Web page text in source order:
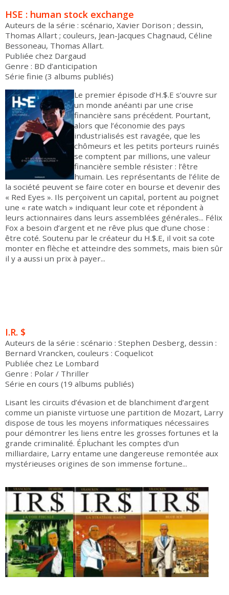
HSE : human stock exchange
Auteurs de la série : scénario, Xavier Dorison ; dessin,
Thomas Allart ; couleurs, Jean-Jacques Chagnaud, Céline
Bessoneau, Thomas Allart.
Publiée chez Dargaud
Genre : BD d’anticipation
Série finie (3 albums publiés)
Le premier épisode d’H.$.E s’ouvre sur
un monde anéanti par une crise
financière sans précédent. Pourtant,
alors que l’économie des pays
industrialisés est ravagée, que les
chômeurs et les petits porteurs ruinés
se comptent par millions, une valeur
financière semble résister : l’être
humain. Les représentants de l’élite de
la société peuvent se faire coter en bourse et devenir des
« Red Eyes ». Ils perçoivent un capital, portent au poignet
une « rate watch » indiquant leur cote et répondent à
leurs actionnaires dans leurs assemblées générales... Félix
Fox a besoin d’argent et ne rêve plus que d’une chose :
être coté. Soutenu par le créateur du H.$.E, il voit sa cote
monter en flèche et atteindre des sommets, mais bien sûr
il y a aussi un prix à payer...
I.R. $
Auteurs de la série : scénario : Stephen Desberg, dessin :
Bernard Vrancken, couleurs : Coquelicot
Publiée chez Le Lombard
Genre : Polar / Thriller
Série en cours (19 albums publiés)
Lisant les circuits d’évasion et de blanchiment d’argent
comme un pianiste virtuose une partition de Mozart, Larry
dispose de tous les moyens informatiques nécessaires
pour démontrer les liens entre les grosses fortunes et la
grande criminalité. Épluchant les comptes d’un
milliardaire, Larry entame une dangereuse remontée aux
mystérieuses origines de son immense fortune...